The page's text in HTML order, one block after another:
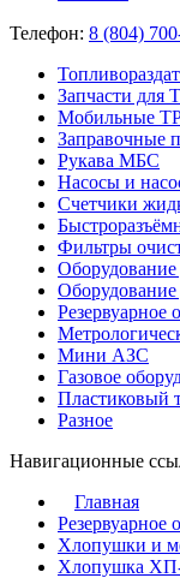
Телефон: 8 (804)
Запчасти для
Мобильные
Заправочные
Рукава МБС
Насосы и
Счетчики
Фильтры
Оборудование
Оборудование
Резервуарное
Мини АЗС
Газовое
Пластиковый
Разное
Навигационные
Главная
Резервуарное
Хлопушки и
Хлопушка